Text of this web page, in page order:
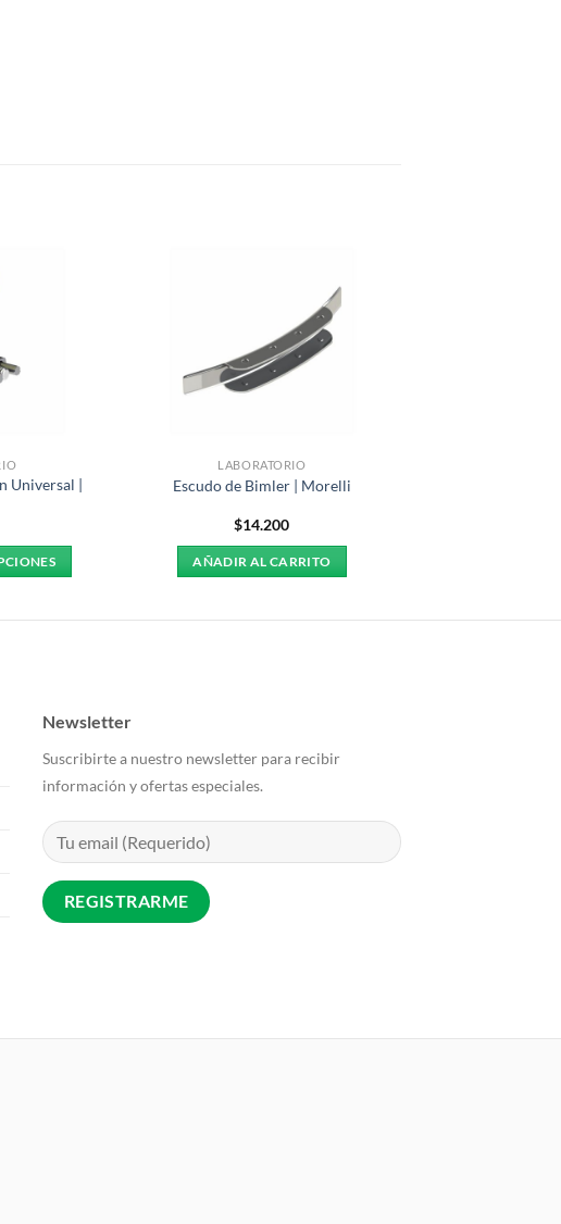
Universal |
LABORATORIO
Escudo de Bimler | Morelli
$14.200
AÑADIR AL CARRITO
Newsletter
Suscribirte a nuestro newsletter para recibir
información y ofertas especiales.